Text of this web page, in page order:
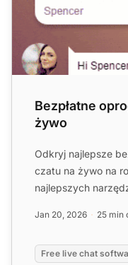
Bezpłatne
żywo
Odkryj najlepsze
czatu na żywo na
najlepszych
Jan 20, 2026 25 min
Free live chat